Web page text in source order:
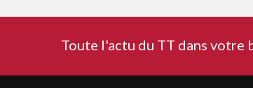
Toute l'actu du TT dans votre